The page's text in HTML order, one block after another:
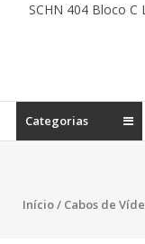
SCHN 404 Bloco
Categorias
Início/ Cabos de